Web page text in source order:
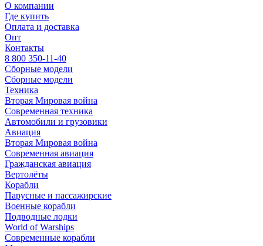
О компании
Где купить
Оплата и доставка
Опт
Контакты
8 800 350-11-40
Сборные модели
Сборные модели
Техника
Вторая Мировая война
Современная техника
Автомобили и грузовики
Авиация
Вторая Мировая война
Современная авиация
Гражданская авиация
Вертолёты
Корабли
Парусные и пассажирские
Военные корабли
Подводные лодки
World of Warships
Современные корабли